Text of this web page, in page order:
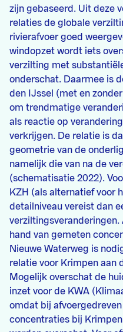
zijn gebaseerd. Uit deze
relaties de globale
rivierafvoer goed
windopzet wordt iets
verzilting met
onderschat. Daarmee is
den IJssel (met en
om trendmatige
als reactie op
verkrijgen. De relatie is
geometrie van de
namelijk die van na de
(schematisatie 2022).
KZH (als alternatief voor
detailniveau vereist dan
verziltingsveranderingen.
hand van gemeten
Nieuwe Waterweg is
relatie voor Krimpen aan
Mogelijk overschat de
inzet voor de KWA
omdat bij
concentraties bij